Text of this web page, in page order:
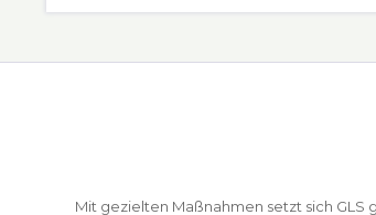
Mit gezielten Maßnahmen setzt sich